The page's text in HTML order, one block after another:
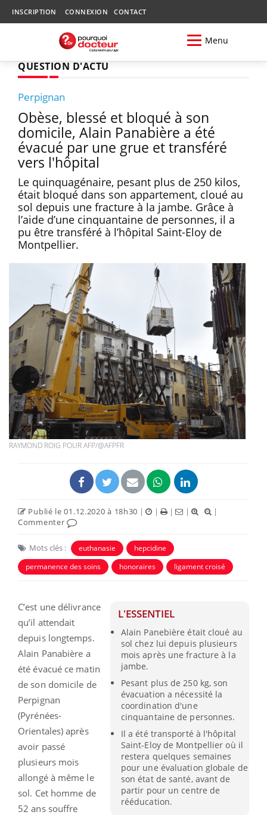
INSCRIPTION CONNEXION CONTACT
Menu
QUESTION D'ACTU
Perpignan
Obèse, blessé et bloqué à son
domicile, Alain Panabière a été
évacué par une grue et transféré
vers l'hôpital
Le quinquagénaire, pesant plus de 250 kilos,
était bloqué dans son appartement, cloué au
sol depuis une fracture à la jambe. Grâce à
l’aide d’une cinquantaine de personnes, il a
pu être transféré à l’hôpital Saint-Eloy de
Montpellier.
RAYMOND ROIG POUR AFP/@AFPFR
Publié le 01.12.2020 à 18h30 | | | |
|
Commenter
Mots clés : euthanasie
hepcidine
permanence des soins
honoraires ligament croisé
L'ESSENTIEL
Alain Panebière était cloué au
sol chez lui depuis plusieurs
mois après une fracture à la
jambe.
Pesant plus de 250 kg, son
évacuation a nécessité la
coordination d'une
cinquantaine de personnes.
Il a été transporté à l'hôpital
Saint-Eloy de Montpellier où il
restera quelques semaines
pour une évaluation globale de
son état de santé, avant de
partir pour un centre de
rééducation.
C’est une délivrance
qu’il attendait
depuis longtemps.
Alain Panabière a
été évacué ce matin
de son domicile de
Perpignan
(Pyrénées-
Orientales) après
avoir passé
plusieurs mois
allongé à même le
sol. Cet homme de
52 ans souffre